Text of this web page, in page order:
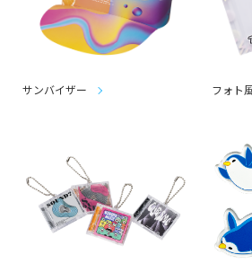
サンバイザー フォト